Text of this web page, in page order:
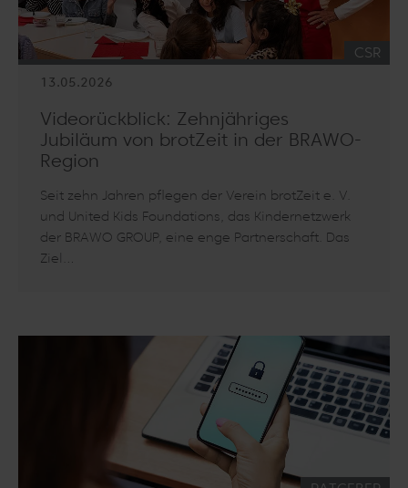
CSR
13.05.2026
Videorückblick: Zehnjähriges
Jubiläum von brotZeit in der BRAWO-
Region
Seit zehn Jahren pflegen der Verein brotZeit e. V.
und United Kids Foundations, das Kindernetzwerk
der BRAWO GROUP, eine enge Partnerschaft. Das
Ziel…